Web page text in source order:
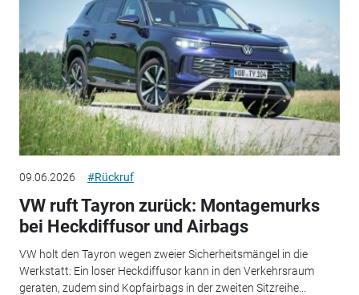
09.06.2026 #Rückruf
VW ruft Tayron zurück: Montagemurks
bei Heckdiffusor und Airbags
VW holt den Tayron wegen zweier Sicherheitsmängel in die
Werkstatt: Ein loser Heckdiffusor kann in den Verkehrsraum
geraten, zudem sind Kopfairbags in der zweiten Sitzreihe...